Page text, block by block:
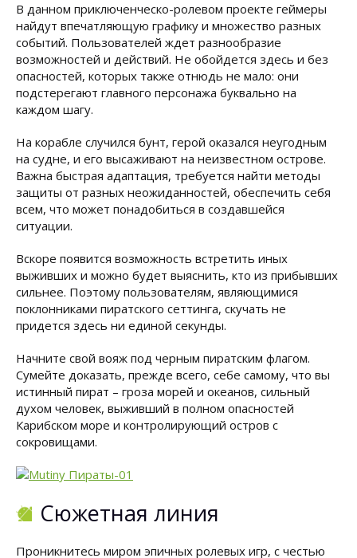
В данном приключенческо-ролевом проекте геймеры
найдут впечатляющую графику и множество разных
событий. Пользователей ждет разнообразие
возможностей и действий. Не обойдется здесь и без
опасностей, которых также отнюдь не мало: они
подстерегают главного персонажа буквально на
каждом шагу.
На корабле случился бунт, герой оказался неугодным
на судне, и его высаживают на неизвестном острове.
Важна быстрая адаптация, требуется найти методы
защиты от разных неожиданностей, обеспечить себя
всем, что может понадобиться в создавшейся
ситуации.
Вскоре появится возможность встретить иных
выживших и можно будет выяснить, кто из прибывших
сильнее. Поэтому пользователям, являющимися
поклонниками пиратского сеттинга, скучать не
придется здесь ни единой секунды.
Начните свой вояж под черным пиратским флагом.
Сумейте доказать, прежде всего, себе самому, что вы
истинный пират – гроза морей и океанов, сильный
духом человек, выживший в полном опасностей
Карибском море и контролирующий остров с
сокровищами.
Сюжетная линия
Проникнитесь миром эпичных ролевых игр, с честью